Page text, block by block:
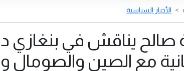
الأخبار السياسية
صالح يناقش في بنغازي
مع الصين